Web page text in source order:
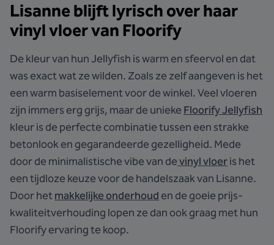
Lisanne blijft lyrisch over haar
vinyl vloer van Floorify
De kleur van hun Jellyfish is warm en sfeervol en dat
was exact wat ze wilden. Zoals ze zelf aangeven is het
een warm basiselement voor de winkel. Veel vloeren
zijn immers erg grijs, maar de unieke Floorify Jellyfish
kleur is de perfecte combinatie tussen een strakke
betonlook en gegarandeerde gezelligheid. Mede
door de minimalistische vibe van devinyl vloeris het
een tijdloze keuze voor de handelszaak van Lisanne.
Door hetmakkelijke onderhoud en de goeie prijs-
kwaliteitverhouding lopen ze dan ook graag met hun
Floorify ervaring te koop.